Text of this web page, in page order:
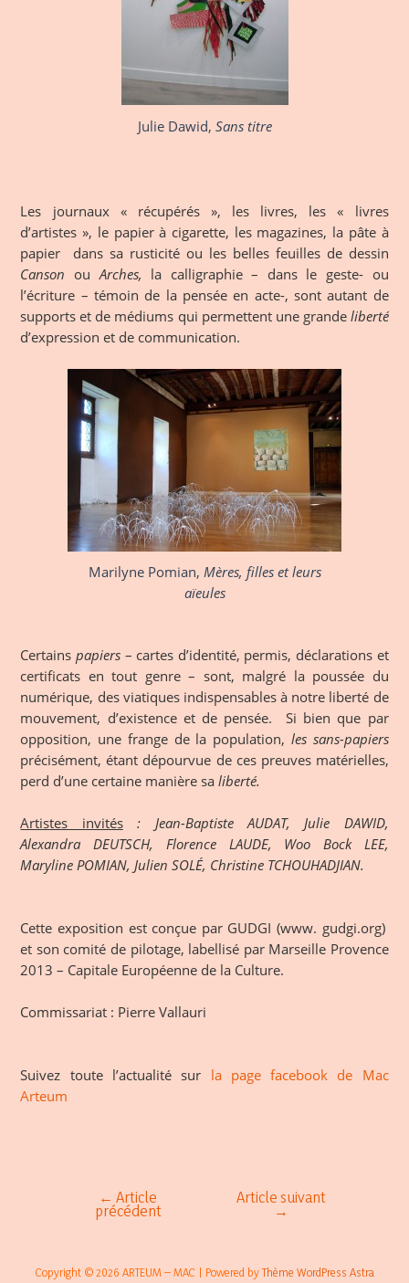
Julie Dawid, Sans titre
Les journaux « récupérés », les livres, les « livres
d’artistes », le papier à cigarette, les magazines, la pâte à
papier dans sa rusticité ou les belles feuilles de dessin
Canson ou Arches, la calligraphie – dans le geste- ou
l’écriture – témoin de la pensée en acte-, sont autant de
supports et de médiums qui permettent une grandeliberté
d’expression et de communication.
Marilyne Pomian, Mères, filles et leurs
aïeules
Certainspapiers – cartes d’identité, permis, déclarations et
certificats en tout genre – sont, malgré la poussée du
numérique, des viatiques indispensables à notre liberté de
mouvement, d’existence et de pensée. Si bien que par
opposition, une frange de la population, les sans-papiers
précisément, étant dépourvue de ces preuves matérielles,
perd d’une certaine manière saliberté.
Artistes invités: Jean-Baptiste AUDAT, Julie DAWID,
Alexandra DEUTSCH, Florence LAUDE, Woo Bock LEE,
Maryline POMIAN, Julien SOLÉ, Christine TCHOUHADJIAN.
Cette exposition est conçue par GUDGI (www. gudgi.org)
et son comité de pilotage, labellisé par Marseille Provence
2013 – Capitale Européenne de la Culture.
Commissariat : Pierre Vallauri
Suivez toute l’actualité sur la page facebook de Mac
Arteum
Navigation
← Article
précédent
Article suivant
→
Copyright © 2026 ARTEUM – MAC | Powered byThème WordPress Astra